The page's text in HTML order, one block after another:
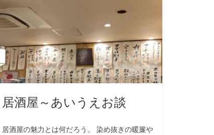
居酒屋～あいうえお談
居酒屋の魅力とは何だろう。 染め抜きの暖簾や